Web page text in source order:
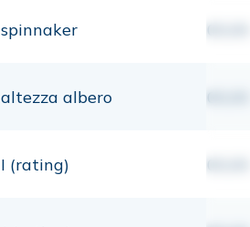
spinnaker 00,00
altezza albero 00,00
I (rating) 00,00